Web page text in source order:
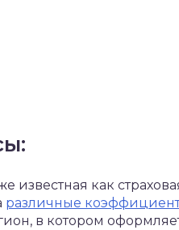
известная как
различные
в котором